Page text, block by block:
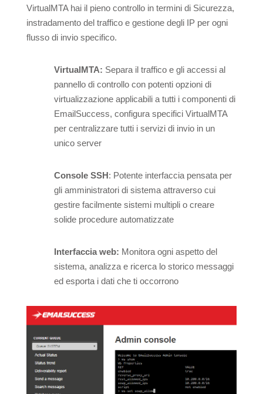
VirtualMTA hai il pieno controllo in termini di Sicurezza,
instradamento del traffico e gestione degli IP per ogni
flusso di invio specifico.
VirtualMTA: Separa il traffico e gli accessi al
pannello di controllo con potenti opzioni di
virtualizzazione applicabili a tutti i componenti di
EmailSuccess, configura specifici VirtualMTA
per centralizzare tutti i servizi di invio in un
unico server
Console SSH: Potente interfaccia pensata per
gli amministratori di sistema attraverso cui
gestire facilmente sistemi multipli o creare
solide procedure automatizzate
Interfaccia web: Monitora ogni aspetto del
sistema, analizza e ricerca lo storico messaggi
ed esporta i dati che ti occorrono